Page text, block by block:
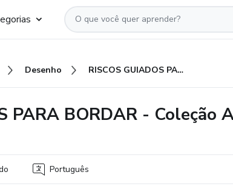
Desenho RISCOS GUIADOS PARA BORDAR - Coleção As Quatro Estações
PARA BORDAR - Coleção
Português